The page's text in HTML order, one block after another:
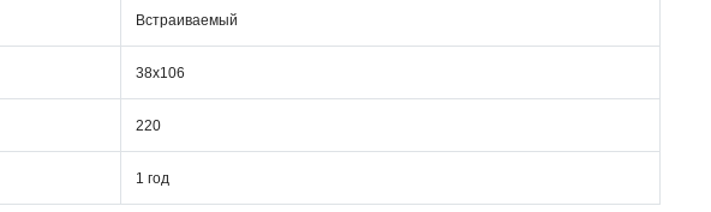
Встраиваемый
38x106
220
1 год